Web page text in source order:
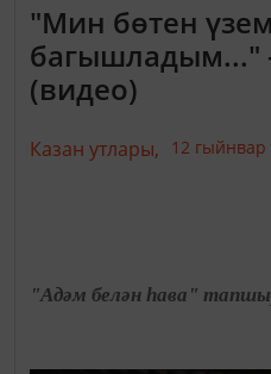
"Мин бөтен
багышладым..."
(видео)
Казан утлары, 12 гыйнвар
"Адәм белән һава"